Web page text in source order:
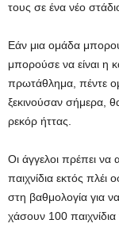
τους σε ένα νέο
Εάν μια ομάδα
μπορούσε να είναι η
πρωτάθλημα, πέντε
ξεκινούσαν σήμερα,
ρεκόρ ήττας.
Οι άγγελοι πρέπει να
παιχνίδια εκτός
στη βαθμολογία για
χάσουν 100